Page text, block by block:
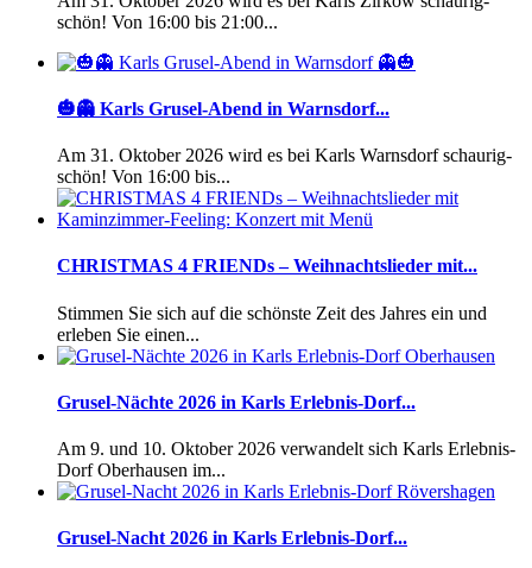
schön! Von 16:00 bis 21:00...
🎃👻 Karls Grusel-Abend in Warnsdorf...
Am 31. Oktober 2026 wird es bei Karls Warnsdorf schaurig-
schön! Von 16:00 bis...
CHRISTMAS 4 FRIENDs – Weihnachtslieder mit...
Stimmen Sie sich auf die schönste Zeit des Jahres ein und
erleben Sie einen...
Grusel-Nächte 2026 in Karls Erlebnis-Dorf...
Am 9. und 10. Oktober 2026 verwandelt sich Karls Erlebnis-
Dorf Oberhausen im...
Grusel-Nacht 2026 in Karls Erlebnis-Dorf...